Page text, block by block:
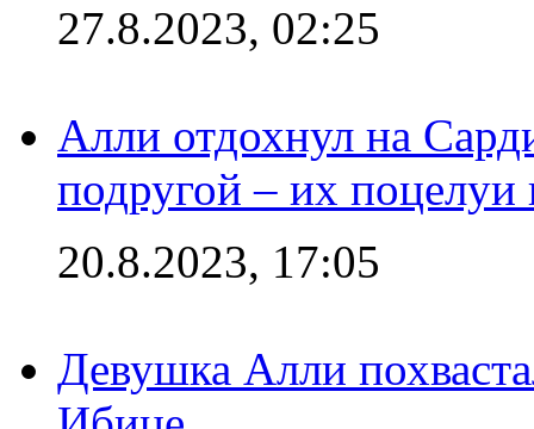
27.8.2023, 02:25
Алли отдохнул на
подругой – их поцелуи
20.8.2023, 17:05
Девушка Алли